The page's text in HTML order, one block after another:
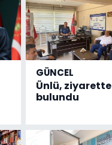
GÜNCEL
Ünlü, ziyarette
bulundu